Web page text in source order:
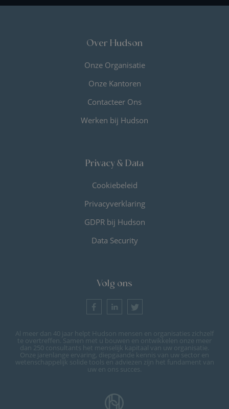
Over Hudson
Onze Organisatie
Onze Kantoren
Contacteer Ons
Werken bij Hudson
Privacy & Data
Cookiebeleid
Privacyverklaring
GDPR bij Hudson
Data Security
Volg ons
Al meer dan 40 jaar helpt Hudson mensen en organisaties zichzelf
te overtreffen. Samen met u bouwen en ontwikkelen onze meer
dan 250 consultants het menselijk kapitaal van uw organisatie.
Onze jarenlange ervaring, diepgaande kennis van uw sector en
wetenschappelijk solide tools en adviezen zijn het fundament van
uw en ons succes.